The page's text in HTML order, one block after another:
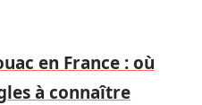
en France : où
à connaître